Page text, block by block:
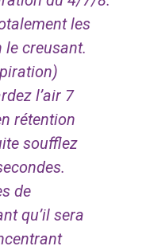
les
le creusant.
l’air 7
rétention
soufflez
de
qu’il sera